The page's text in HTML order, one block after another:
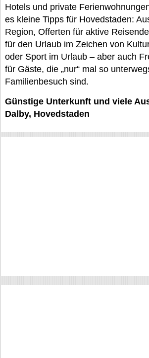
Hotels und private
es kleine Tipps für Hovedstaden:
Region, Offerten für aktive
für den Urlaub im Zeichen von
oder Sport im Urlaub – aber auch
für Gäste, die „nur“ mal so
Familienbesuch sind.
Günstige Unterkunft und viele
Dalby, Hovedstaden